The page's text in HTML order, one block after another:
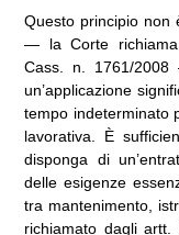
Questo principio non
— la Corte richiama
Cass. n. 1761/
un’applicazione
tempo indeterminato
lavorativa. È
disponga di
delle esigenze
tra mantenimento,
richiamato dagli artt.